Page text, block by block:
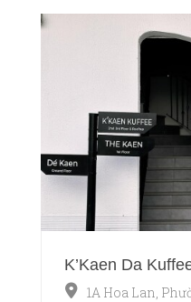
K’Kaen Da
1A Hoa Lan,